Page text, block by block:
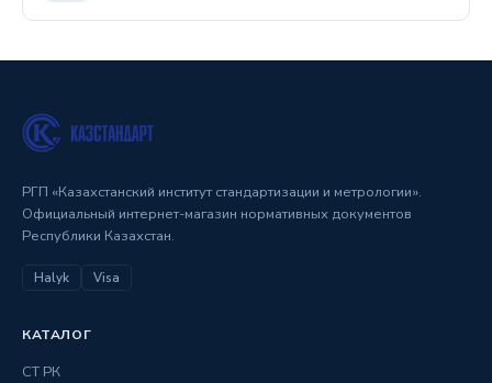
РГП «Казахстанский институт стандартизации и метрологии».
Официальный интернет-магазин нормативных документов
Республики Казахстан.
Halyk Visa
КАТАЛОГ
СТ РК